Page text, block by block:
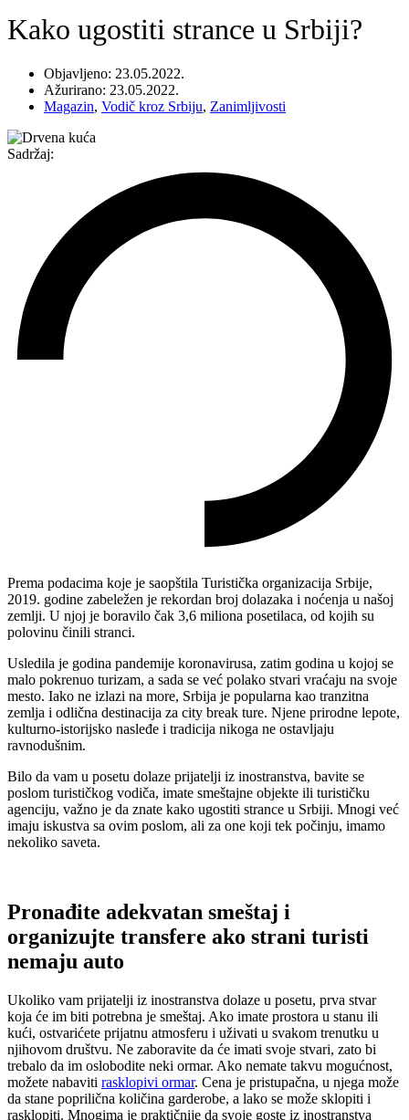
Kako ugostiti strance u Srbiji?
Objavljeno: 23.05.2022.
Ažurirano: 23.05.2022.
Magazin, Vodič kroz Srbiju, Zanimljivosti
Sadržaj:
Prema podacima koje je saopštila Turistička organizacija Srbije,
2019. godine zabeležen je rekordan broj dolazaka i noćenja u našoj
zemlji. U njoj je boravilo čak 3,6 miliona posetilaca, od kojih su
polovinu činili stranci.
Usledila je godina pandemije koronavirusa, zatim godina u kojoj se
malo pokrenuo turizam, a sada se već polako stvari vraćaju na svoje
mesto. Iako ne izlazi na more, Srbija je popularna kao tranzitna
zemlja i odlična destinacija za city break ture. Njene prirodne lepote,
kulturno-istorijsko nasleđe i tradicija nikoga ne ostavljaju
ravnodušnim.
Bilo da vam u posetu dolaze prijatelji iz inostranstva, bavite se
poslom turističkog vodiča, imate smeštajne objekte ili turističku
agenciju, važno je da znate kako ugostiti strance u Srbiji. Mnogi već
imaju iskustva sa ovim poslom, ali za one koji tek počinju, imamo
nekoliko saveta.
Pronađite adekvatan smeštaj i
organizujte transfere ako strani turisti
nemaju auto
Ukoliko vam prijatelji iz inostranstva dolaze u posetu, prva stvar
koja će im biti potrebna je smeštaj. Ako imate prostora u stanu ili
kući, ostvarićete prijatnu atmosferu i uživati u svakom trenutku u
njihovom društvu. Ne zaboravite da će imati svoje stvari, zato bi
trebalo da im oslobodite neki ormar. Ako nemate takvu mogućnost,
možete nabaviti rasklopivi ormar. Cena je pristupačna, u njega može
da stane poprilična količina garderobe, a lako se može sklopiti i
rasklopiti. Mnogima je praktičnije da svoje goste iz inostranstva